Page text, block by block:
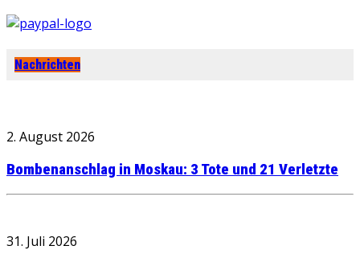
Nachrichten
2. August 2026
Bombenanschlag in Moskau: 3 Tote und 21 Verletzte
31. Juli 2026